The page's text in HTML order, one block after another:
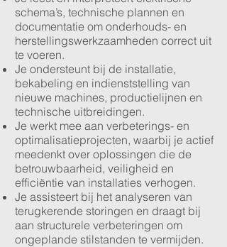
schema’s, technische plannen en
documentatie om onderhouds- en
herstellingswerkzaamheden correct uit
te voeren.
Je ondersteunt bij de installatie,
bekabeling en indienststelling van
nieuwe machines, productielijnen en
technische uitbreidingen.
Je werkt mee aan verbeterings- en
optimalisatieprojecten, waarbij je actief
meedenkt over oplossingen die de
betrouwbaarheid, veiligheid en
efficiëntie van installaties verhogen.
Je assisteert bij het analyseren van
terugkerende storingen en draagt bij
aan structurele verbeteringen om
ongeplande stilstanden te vermijden.